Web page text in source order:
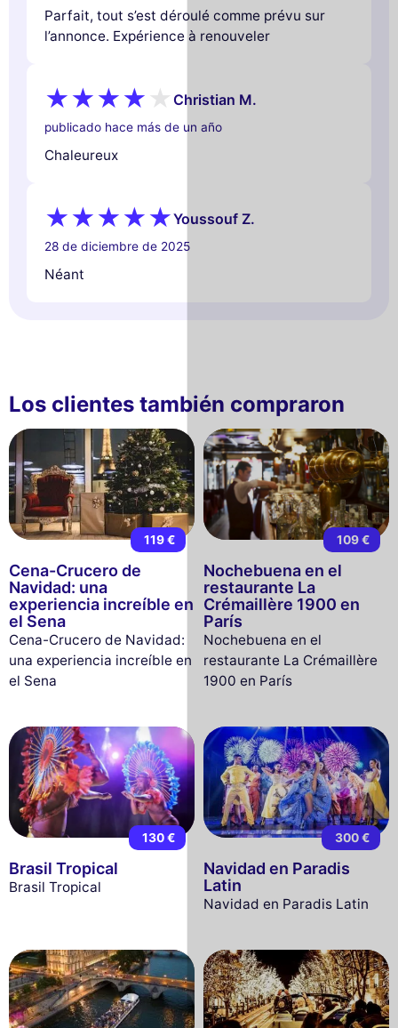
Parfait, tout s’est déroulé comme prévu sur
l’annonce. Expérience à renouveler
Christian M.
publicado hace más de un año
Chaleureux
Youssouf Z.
28 de diciembre de 2025
Néant
Los clientes también compraron
119 €
Cena-Crucero de
Navidad: una
experiencia increíble en
el Sena
Cena-Crucero de Navidad:
una experiencia increíble en
el Sena
109 €
Nochebuena en el
restaurante La
Crémaillère 1900 en
París
Nochebuena en el
restaurante La Crémaillère
1900 en París
130 €
Brasil Tropical
Brasil Tropical
300 €
Navidad en Paradis
Latin
Navidad en Paradis Latin